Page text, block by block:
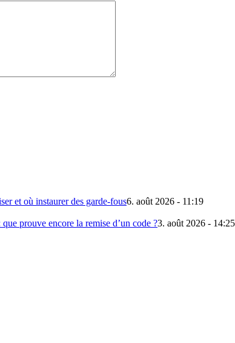
et où instaurer des garde-fous6. août 2026 - 11:19
prouve encore la remise d’un code ?3. août 2026 - 14:25